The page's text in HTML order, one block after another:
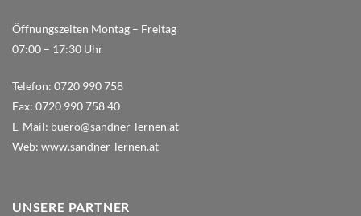
Öffnungszeiten Montag – Freitag
07:00 – 17:30 Uhr
Telefon: 0720 990 758
Fax: 0720 990 758 40
E-Mail: buero@sandner-lernen.at
Web: www.sandner-lernen.at
UNSERE PARTNER